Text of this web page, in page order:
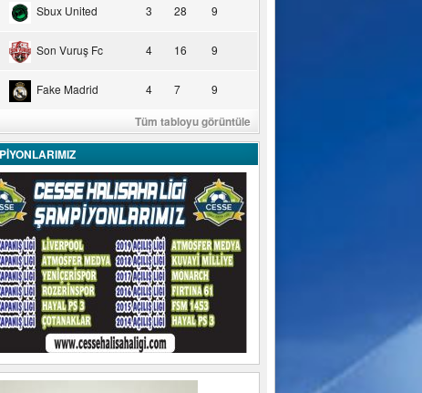
Sbux United 3 28 9
Son Vuruş Fc 4 16 9
Fake Madrid 4 7 9
Tüm tabloyu görüntüle